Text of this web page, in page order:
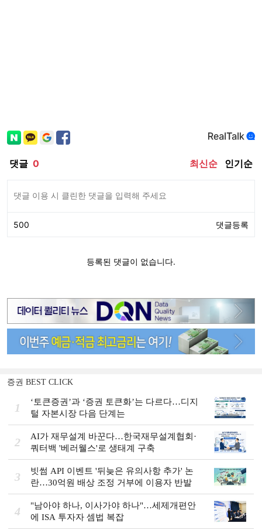
증권 BEST CLICK
1
‘토큰증권’과 ‘증권 토큰화’는 다르다…디지
털 자본시장 다음 단계는
2
AI가 재무설계 바꾼다…한국재무설계협회·
쿼터백 '베러웰스'로 생태계 구축
3
빗썸 API 이벤트 '뒤늦은 유의사항 추가' 논
란…30억원 배상 조정 거부에 이용자 반발
4
"남아야 하나, 이사가야 하나"…세제개편안
에 ISA 투자자 셈법 복잡